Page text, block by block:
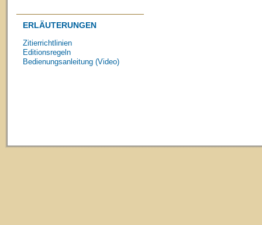
ERLÄUTERUNGEN
Zitierrichtlinien
Editionsregeln
Bedienungsanleitung (Video)